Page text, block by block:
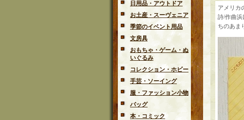
日用品・アウトドア
お土産・スーヴェニア
季節のイベント用品
文房具
おもちゃ・ゲーム・ぬ
いぐるみ
コレクション・ホビー
手芸・ソーイング
服・ファッション小物
バッグ
本・コミック
アメリカ
詩/作曲
ちのあま